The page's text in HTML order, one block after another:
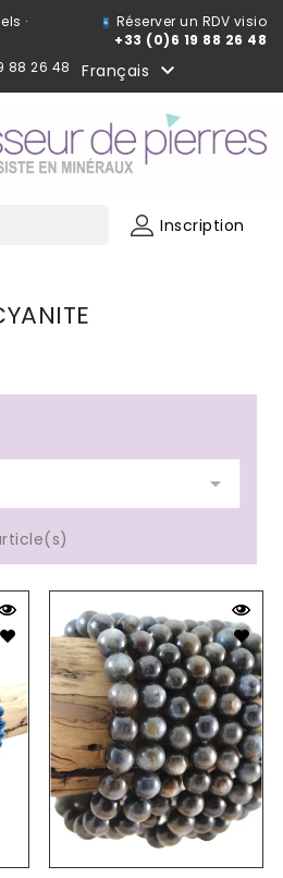
·
Réserver un RDV visio
+33 (0)6 19 88 26 48
88 26 48
Français 
Inscription
